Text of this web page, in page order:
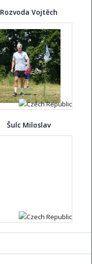
Rozvoda Vojtěch
Šulc Miloslav